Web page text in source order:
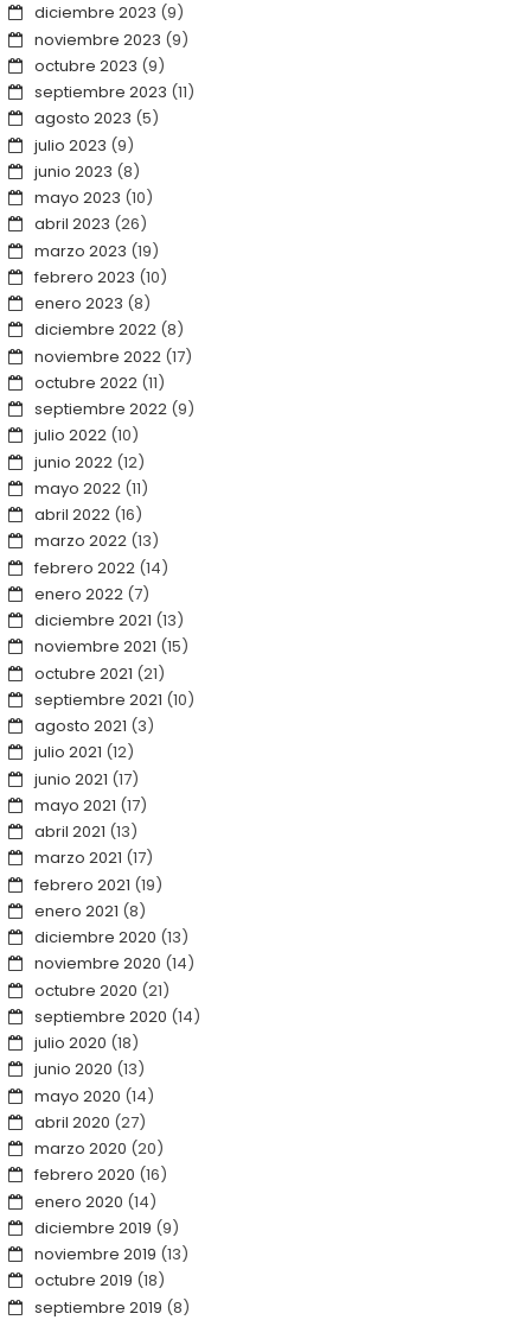
diciembre 2023 (9)
noviembre 2023 (9)
octubre 2023 (9)
septiembre 2023 (11)
agosto 2023 (5)
julio 2023 (9)
junio 2023 (8)
mayo 2023 (10)
abril 2023 (26)
marzo 2023 (19)
febrero 2023 (10)
enero 2023 (8)
diciembre 2022(8)
noviembre 2022(17)
octubre 2022(11)
septiembre 2022(9)
julio 2022(10)
junio 2022(12)
mayo 2022(11)
abril 2022(16)
marzo 2022(13)
febrero 2022(14)
enero 2022(7)
diciembre 2021 (13)
noviembre 2021 (15)
octubre 2021 (21)
septiembre 2021 (10)
agosto 2021 (3)
julio 2021 (12)
junio 2021 (17)
mayo 2021 (17)
abril 2021 (13)
marzo 2021 (17)
febrero 2021 (19)
enero 2021 (8)
diciembre 2020 (13)
noviembre 2020 (14)
octubre 2020 (21)
septiembre 2020 (14)
julio 2020 (18)
junio 2020 (13)
mayo 2020 (14)
abril 2020 (27)
marzo 2020 (20)
febrero 2020 (16)
enero 2020 (14)
diciembre 2019 (9)
noviembre 2019 (13)
octubre 2019 (18)
septiembre 2019 (8)